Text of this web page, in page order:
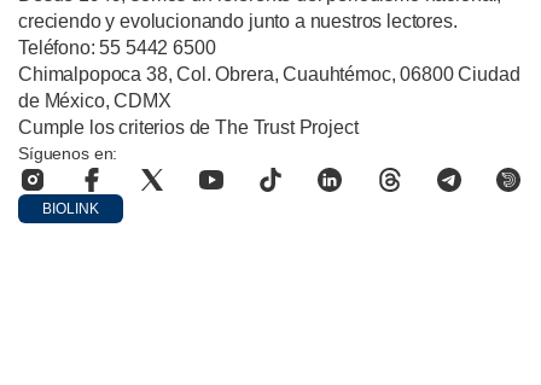
creciendo y evolucionando junto a nuestros lectores.
Teléfono: 55 5442 6500
Chimalpopoca 38, Col. Obrera, Cuauhtémoc, 06800 Ciudad
de México, CDMX
Cumple los criterios de The Trust Project
Síguenos en:
BIOLINK